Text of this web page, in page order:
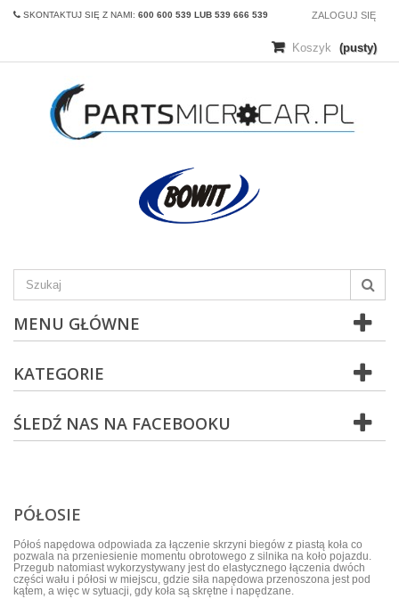
SKONTAKTUJ SIĘ Z NAMI: 600 600 539 LUB 539 666 539 ZALOGUJ SIĘ
Koszyk (pusty)
MENU GŁÓWNE
KATEGORIE
ŚLEDŹ NAS NA FACEBOOKU
PÓŁOSIE
Półoś napędowa odpowiada za łączenie skrzyni biegów z piastą koła co
pozwala na przeniesienie momentu obrotowego z silnika na koło pojazdu.
Przegub natomiast wykorzystywany jest do elastycznego łączenia dwóch
części wału i półosi w miejscu, gdzie siła napędowa przenoszona jest pod
kątem, a więc w sytuacji, gdy koła są skrętne i napędzane.